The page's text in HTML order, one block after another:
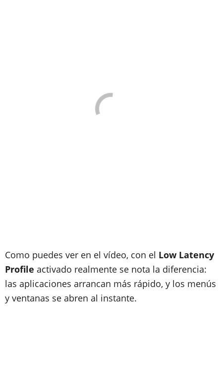
Como puedes ver en el vídeo, con el Low Latency
Profile activado realmente se nota la diferencia:
las aplicaciones arrancan más rápido, y los menús
y ventanas se abren al instante.